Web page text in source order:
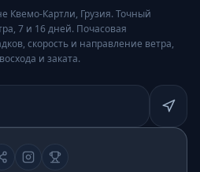
Квемо-Картли, Грузия. Точный
7 и 16 дней. Почасовая
скорость и направление ветра,
и заката.